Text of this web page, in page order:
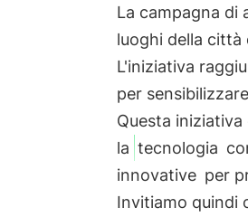
La campagna di
luoghi della città
L'iniziativa
per
Questa
la tecnologia
innovative per
Invitiamo quindi